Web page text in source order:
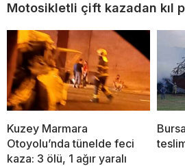
Motosikletli çift kazadan kıl
Kuzey Marmara
Otoyolu’nda tünelde feci
kaza: 3 ölü, 1 ağır yaralı